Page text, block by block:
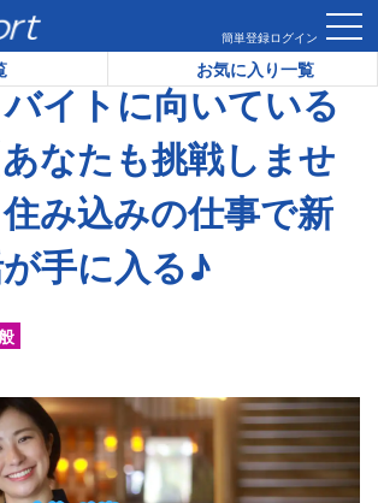
簡単登録ログイン
お気に入り一覧
リゾートバイトに向いている人は？【あなた
イトに向いている
なたも挑戦しませ
み込みの仕事で新
手に入る♪